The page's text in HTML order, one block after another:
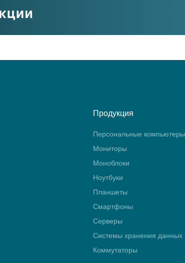
Продукция
Персональные компьютеры
Мониторы
Моноблоки
Ноутбуки
Планшеты
Смартфоны
Серверы
Системы хранения данных
Коммутаторы